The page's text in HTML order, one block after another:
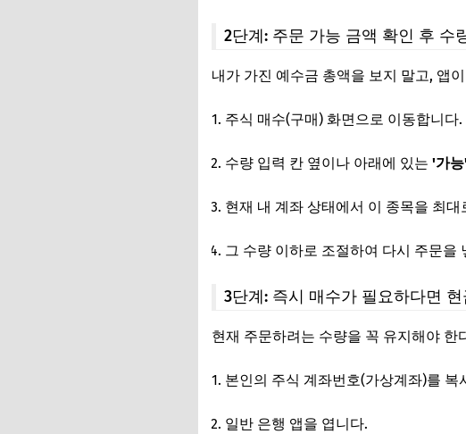
2단계: 주문 가능 금액 확인 후 수
내가 가진 예수금 총액을 보지 말고, 앱
주식 매수(구매) 화면으로 이동합니다.
수량 입력 칸 옆이나 아래에 있는 '가능'
현재 내 계좌 상태에서 이 종목을 최
그 수량 이하로 조절하여 다시 주문을
3단계: 즉시 매수가 필요하다면
현재 주문하려는 수량을 꼭 유지해야
본인의 주식 계좌번호(가상계좌)를 복
일반 은행 앱을 엽니다.